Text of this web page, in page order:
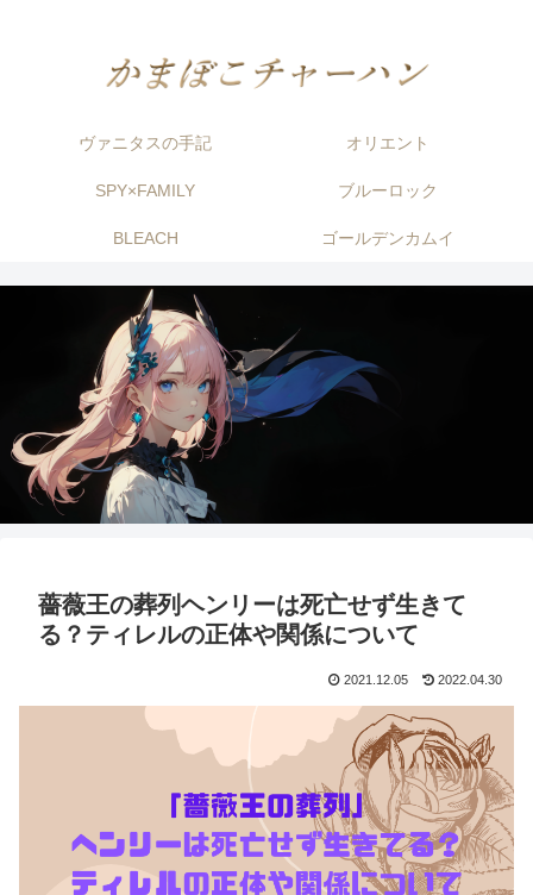
ヴァニタスの手記 オリエント
SPY×FAMILY ブルーロック
BLEACH ゴールデンカムイ
薔薇王の葬列ヘンリーは死亡せず生きて
る？ティレルの正体や関係について
2021.12.05 2022.04.30